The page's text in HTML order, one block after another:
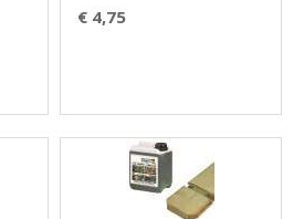
€ 4,75